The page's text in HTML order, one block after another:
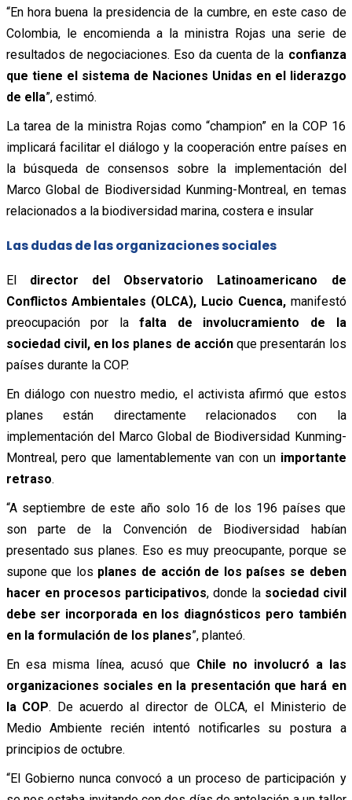
“En hora buena la presidencia de la cumbre, en este caso de
Colombia, le encomienda a la ministra Rojas una serie de
resultados de negociaciones. Eso da cuenta de la confianza
que tiene el sistema de Naciones Unidas en el liderazgo
de ella”, estimó.
La tarea de la ministra Rojas como “champion” en la COP 16
implicará facilitar el diálogo y la cooperación entre países en
la búsqueda de consensos sobre la implementación del
Marco Global de Biodiversidad Kunming-Montreal, en temas
relacionados a la biodiversidad marina, costera e insular
Las dudas de las organizaciones sociales
El director del Observatorio Latinoamericano de
Conflictos Ambientales (OLCA), Lucio Cuenca,manifestó
preocupación por lafalta de involucramiento de la
sociedad civil, en los planes de acciónque presentarán los
países durante la COP.
En diálogo con nuestro medio, el activista afirmó que estos
planes están directamente relacionados con la
implementación del Marco Global de Biodiversidad Kunming-
Montreal, pero que lamentablemente van con unimportante
retraso.
“A septiembre de este año solo 16 de los 196 países que
son parte de la Convención de Biodiversidad habían
presentado sus planes. Eso es muy preocupante, porque se
supone que los planes de acción de los países se deben
hacer en procesos participativos, donde la sociedad civil
debe ser incorporada en los diagnósticos pero también
en la formulación de los planes”, planteó.
En esa misma línea, acusó que Chile no involucró a las
organizaciones sociales en la presentación que hará en
la COP. De acuerdo al director de OLCA, el Ministerio de
Medio Ambiente recién intentó notificarles su postura a
principios de octubre.
“El Gobierno nunca convocó a un proceso de participación y